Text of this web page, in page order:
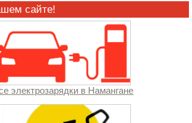
сайте!
электрозарядки в Намангане